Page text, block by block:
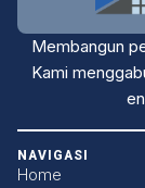
Membangun
Kami
NAVIGASI
Home